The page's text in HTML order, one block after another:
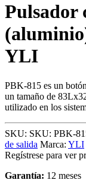
Pulsador
YLI
PBK-815 es un
un tamaño de
utilizado en los
SKU: SKU: PBK-
de salida Marca: YLI
Regístrese para ver
Garantía: 12 meses